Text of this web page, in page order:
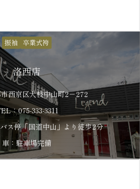
振袖 卒業式袴
洛西店
西京区大枝中山町2－272
：075-333-3311
ス停「国道中山」より徒歩2分
車：駐車場完備